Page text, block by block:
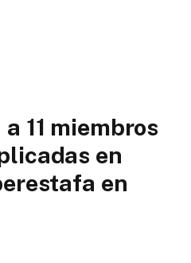
11 miembros
en
en